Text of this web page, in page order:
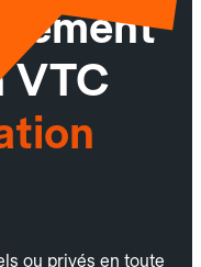
VTC
ou privés en toute